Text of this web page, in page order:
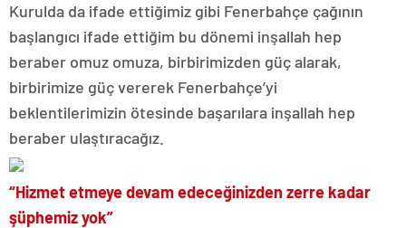
Kurulda da ifade ettiğimiz gibi Fenerbahçe çağının
başlangıcı ifade ettiğim bu dönemi inşallah hep
beraber omuz omuza, birbirimizden güç alarak,
birbirimize güç vererek Fenerbahçe’yi
beklentilerimizin ötesinde başarılara inşallah hep
beraber ulaştıracağız.
“Hizmet etmeye devam edeceğinizden zerre kadar
şüphemiz yok”